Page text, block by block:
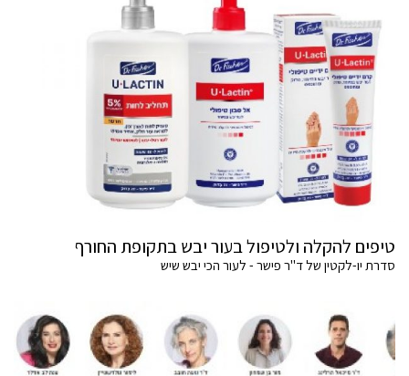
טיפים להקלה ולטיפול בעור יבש בתקופת החורף
סדרת יו-לקטין של ד"ר פישר - לעור הכי יבש שיש